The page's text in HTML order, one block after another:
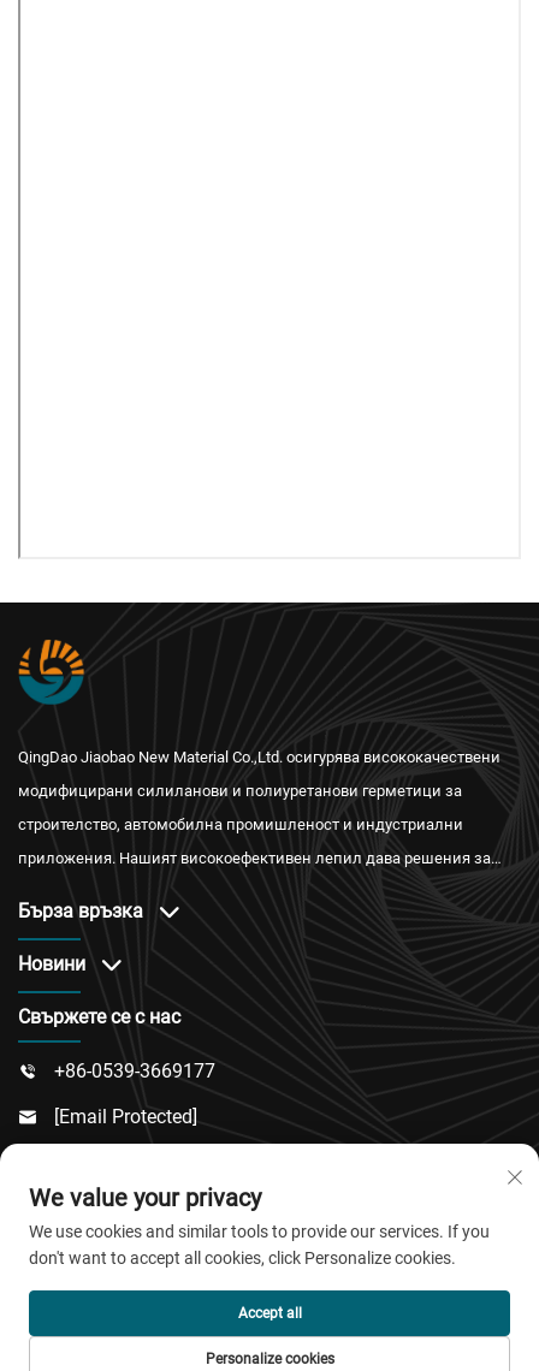
QingDao Jiaobao New Material Co.,Ltd. осигурява висококачествени
модифицирани силиланови и полиуретанови герметици за
строителство, автомобилна промишленост и индустриални
приложения. Нашият високоефективен лепил дава решения за
международни сертификати и надеждно следпродажбено
обслужване.
Бърза връзка
Новини
Свържете се с нас
 +86-0539-3669177
 [email Protected]
Линку, Град Вейфан, Провинция Шандонг
© Всички права запазени 2026 QingDao Jiaobao New
Material Co.,Ltd.
We value your privacy
We use cookies and similar tools to provide our services. If you
don't want to accept all cookies, click Personalize cookies.
Personalize cookies
Accept all